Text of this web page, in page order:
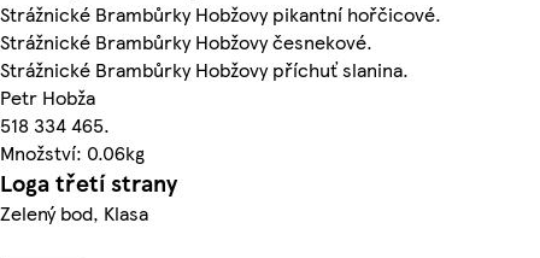
Strážnické Brambůrky Hobžovy pikantní hořčicové.
Strážnické Brambůrky Hobžovy česnekové.
Strážnické Brambůrky Hobžovy příchuť slanina.
Petr Hobža
518 334 465.
Množství: 0.06kg
Loga třetí strany
Zelený bod, Klasa